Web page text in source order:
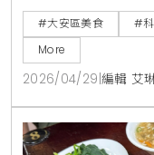
位於科技大樓站旁
鮮熬的湯頭與極高
口碑權威，成為台
#大安區美食 #
More
2026/04/29 編輯 艾